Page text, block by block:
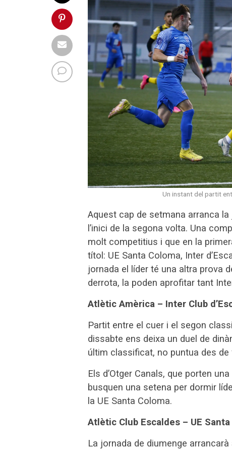
Un instant del partit
Aquest cap de setmana arranca
l’inici de la segona volta. Una
molt competitius i que en la
títol: UE Santa Coloma, Inter
jornada el líder té una altra prova
derrota, la poden aprofitar tant
Atlètic Amèrica – Inter Club
Partit entre el cuer i el segon
dissabte ens deixa un duel de
últim classificat, no puntua des de
Els d’Otger Canals, que porten
busquen una setena per dormir
la UE Santa Coloma.
Atlètic Club Escaldes – UE
La jornada de diumenge